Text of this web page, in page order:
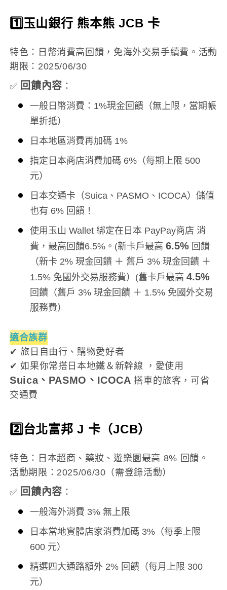
1️⃣玉山銀行 熊本熊 JCB 卡
特色：日幣消費高回饋，免海外交易手續費。活動
期限：2025/06/30
✅ 回饋內容 ：
一般日幣消費：1%現金回饋（無上限，當期帳
單折抵）
日本地區消費再加碼 1%
指定日本商店消費加碼 6%（每期上限 500
元）
日本交通卡（Suica、PASMO、ICOCA）儲值
也有 6% 回饋！
使用玉山 Wallet 綁定在日本 PayPay商店 消
費，最高回饋6.5%。(新卡戶最高 6.5% 回饋
（新卡 2% 現金回饋 ＋ 舊戶 3% 現金回饋 ＋
1.5% 免國外交易服務費）(舊卡戶最高 4.5%
回饋（舊戶 3% 現金回饋 ＋ 1.5% 免國外交易
服務費）
適合族群
✔ 旅日自由行、購物愛好者
✔ 如果你常搭日本地鐵＆新幹線 ，愛使用
Suica、PASMO、ICOCA 搭車的旅客，可省
交通費
2️⃣台北富邦 J 卡（JCB）
特色：日本超商、藥妝、遊樂園最高 8% 回饋。
活動期限：2025/06/30（需登錄活動）
✅ 回饋內容 ：
一般海外消費 3% 無上限
日本當地實體店家消費加碼 3%（每季上限
600 元）
精選四大通路額外 2% 回饋（每月上限 300
元）